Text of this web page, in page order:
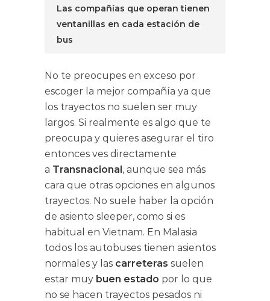
Las compañías que operan tienen
ventanillas en cada estación de
bus
No te preocupes en exceso por
escoger la mejor compañía ya que
los trayectos no suelen ser muy
largos. Si realmente es algo que te
preocupa y quieres asegurar el tiro
entonces ves directamente
a Transnacional, aunque sea más
cara que otras opciones en algunos
trayectos. No suele haber la opción
de asiento sleeper, como si es
habitual en Vietnam. En Malasia
todos los autobuses tienen asientos
normales y las carreteras suelen
estar muy buen estado por lo que
no se hacen trayectos pesados ni